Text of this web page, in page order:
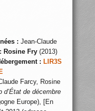
: Jean-Claude
Rosine Fry(2013)
: LIR3S
Farcy, Rosine
de décembre
Europe), [En